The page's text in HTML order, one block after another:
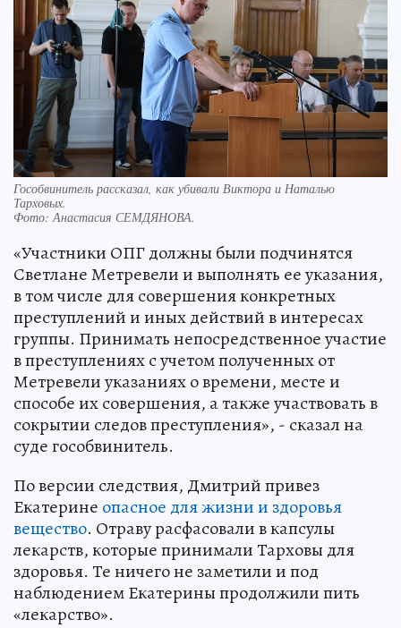
Гособвинитель рассказал, как убивали Виктора и Наталью
Тарховых.
Фото:Анастасия СЕМДЯНОВА.
«Участники ОПГ должны были подчинятся
Светлане Метревели и выполнять ее указания,
в том числе для совершения конкретных
преступлений и иных действий в интересах
группы. Принимать непосредственное участие
в преступлениях с учетом полученных от
Метревели указаниях о времени, месте и
способе их совершения, а также участвовать в
сокрытии следов преступления», - сказал на
суде гособвинитель.
По версии следствия, Дмитрий привез
Екатерине опасное для жизни и здоровья
вещество. Отраву расфасовали в капсулы
лекарств, которые принимали Тарховы для
здоровья. Те ничего не заметили и под
наблюдением Екатерины продолжили пить
«лекарство».